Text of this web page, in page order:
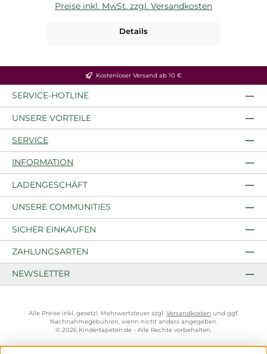
Preise inkl. MwSt. zzgl. Versandkosten
Details
Kostenloser Versand ab 10 €
SERVICE-HOTLINE
UNSERE VORTEILE
SERVICE
INFORMATION
LADENGESCHÄFT
UNSERE COMMUNITIES
SICHER EINKAUFEN
ZAHLUNGSARTEN
NEWSLETTER
Alle Preise inkl. gesetzl. Mehrwertsteuer zzgl. Versandkosten und ggf.
Nachnahmegebühren, wenn nicht anders angegeben.
© 2026 Kindertapeten.de - Alle Rechte vorbehalten.